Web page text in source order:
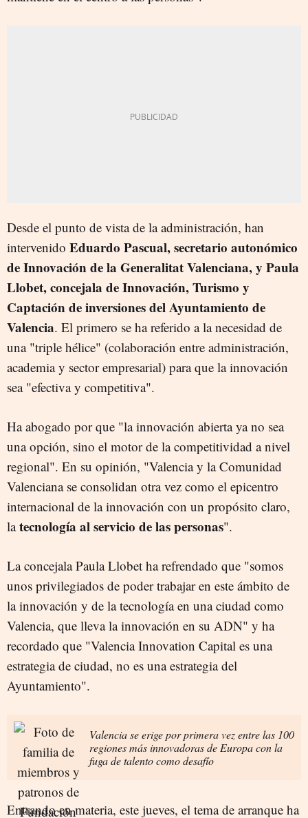
Desde el punto de vista de la administración, han
intervenido Eduardo Pascual, secretario autonómico
de Innovación de la Generalitat Valenciana, y Paula
Llobet, concejala de Innovación, Turismo y
Captación de inversiones del Ayuntamiento de
Valencia. El primero se ha referido a la necesidad de
una "triple hélice" (colaboración entre administración,
academia y sector empresarial) para que la innovación
sea "efectiva y competitiva".
Ha abogado por que "la innovación abierta ya no sea
una opción, sino el motor de la competitividad a nivel
regional". En su opinión, "Valencia y la Comunidad
Valenciana se consolidan otra vez como el epicentro
internacional de la innovación con un propósito claro,
latecnología al servicio de las personas".
La concejala Paula Llobet ha refrendado que "somos
unos privilegiados de poder trabajar en este ámbito de
la innovación y de la tecnología en una ciudad como
Valencia, que lleva la innovación en su ADN" y ha
recordado que "Valencia Innovation Capital es una
estrategia de ciudad, no es una estrategia del
Ayuntamiento".
Valencia se erige por primera vez entre las 100
regiones más innovadoras de Europa con la
fuga de talento como desafío
Entrando en materia, este jueves, el tema de arranque ha